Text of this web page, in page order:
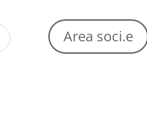
Area soci.e